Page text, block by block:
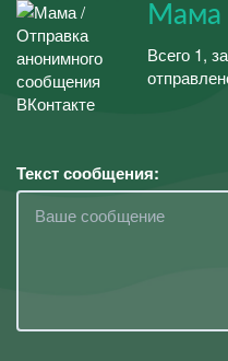
Мама
Всего 1,
Текст сообщения: